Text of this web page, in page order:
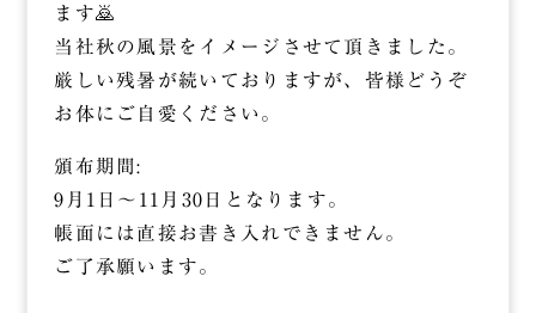
ます🙇
当社秋の風景をイメージさせて頂きました。
厳しい残暑が続いておりますが、皆様どうぞ
お体にご自愛ください。
頒布期間:
9月1日～11月30日となります。
帳面には直接お書き入れできません。
ご了承願います。